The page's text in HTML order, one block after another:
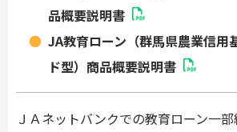
品概要説明書
JA教育ローン（群馬県農業信用
ド型）商品概要説明書
ＪＡネットバンクでの教育ローン一部